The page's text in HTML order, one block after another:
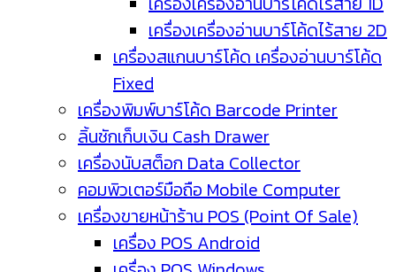
เครื่องเครื่องอ่านบาร์โค้ดไร้สาย 2D
เครื่องสแกนบาร์โค้ด เครื่องอ่านบาร์โค้ด
Fixed
เครื่องพิมพ์บาร์โค้ด Barcode Printer
ลิ้นชักเก็บเงิน Cash Drawer
เครื่องนับสต็อก Data Collector
คอมพิวเตอร์มือถือ Mobile Computer
เครื่องขายหน้าร้าน POS (Point Of Sale)
เครื่อง POS Android